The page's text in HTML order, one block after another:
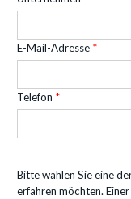
E-Mail-Adresse
Telefon
Bitte wählen Sie eine
erfahren möchten.